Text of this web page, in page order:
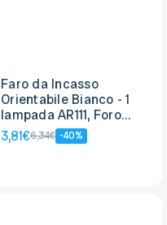
Faro da Incasso
Orientabile Bianco - 1
lampada AR111, Foro
165x165mm
3,81€6,34€ -40%